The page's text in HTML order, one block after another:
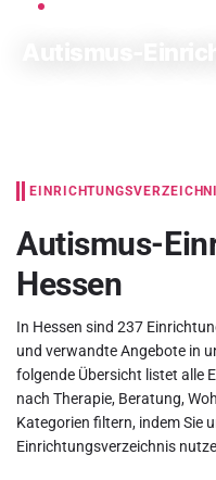
Autismus-
Hessen
In Hessen sind 237
und verwandte Angebote in
folgende Übersicht listet alle
nach Therapie, Beratung,
Kategorien filtern, indem Sie
Einrichtungsverzeichnis